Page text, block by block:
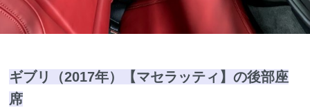
ギブリ（2017年）【マセラッティ】の後部座
席